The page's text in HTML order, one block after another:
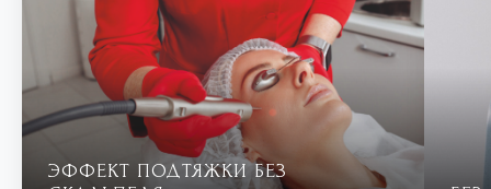
ЭФФЕКТ ПОДТЯЖКИ БЕЗ